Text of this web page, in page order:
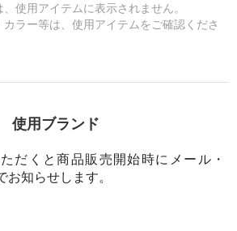
使用アイテムに表示されません。
ラー等は、使用アイテムをご確認くださ
使用ブランド
だくと商品販売開始時にメール・
お知らせします。